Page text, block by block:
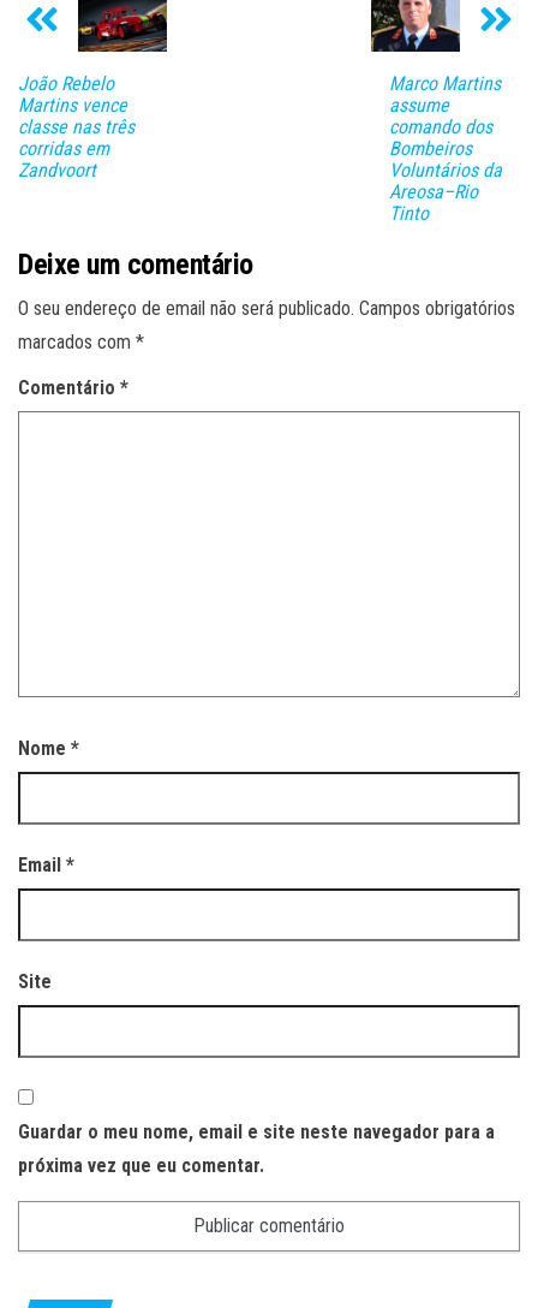
João Rebelo
Martins vence
classe nas três
corridas em
Zandvoort
Marco Martins
assume
comando dos
Bombeiros
Voluntários da
Areosa–Rio
Tinto
Deixe um comentário
O seu endereço de email não será publicado. Campos obrigatórios
marcados com *
Comentário *
Nome *
Email *
Site
Guardar o meu nome, email e site neste navegador para a
próxima vez que eu comentar.